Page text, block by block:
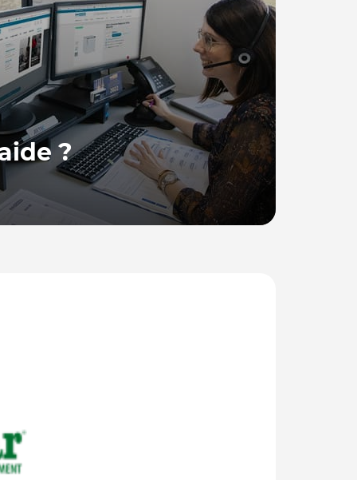
?
France, se tient à votre disposition pour